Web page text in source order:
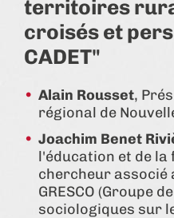
territoires
croisés et
CADET"
Alain Rousset,
régional de
Joachim Benet
l'éducation et de
chercheur associé
GRESCO (Groupe
sociologiques sur